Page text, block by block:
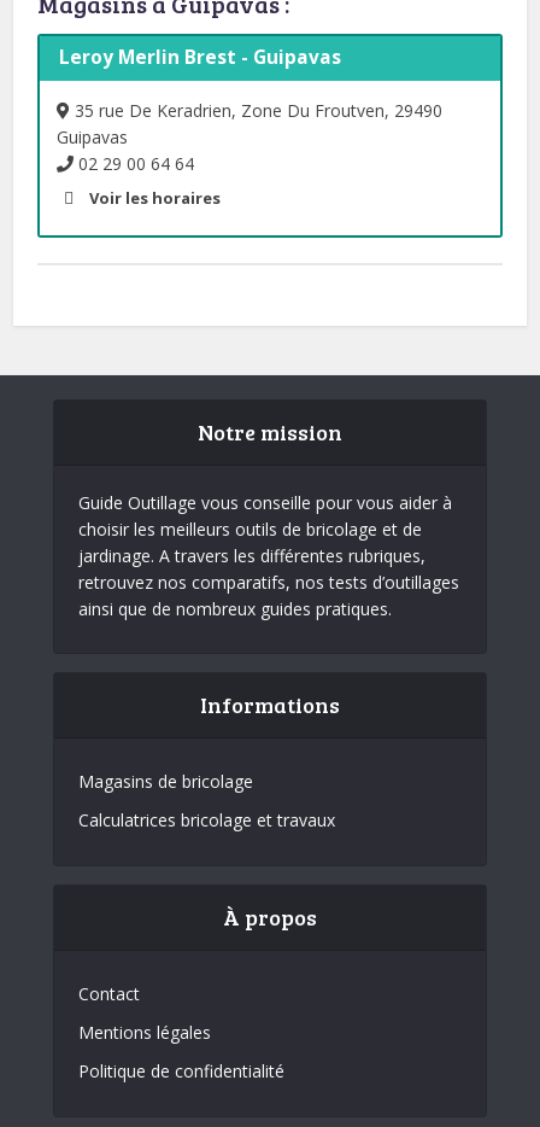
Leroy Merlin Brest - Guipavas
35 rue De Keradrien, Zone Du Froutven, 29490
Guipavas
02 29 00 64 64
Voir les horaires
Notre mission
Guide Outillage vous conseille pour vous aider à
choisir les meilleurs outils de bricolage et de
jardinage. A travers les différentes rubriques,
retrouvez nos comparatifs, nos tests d’outillages
ainsi que de nombreux guides pratiques.
Informations
Magasins de bricolage
Calculatrices bricolage et travaux
À propos
Contact
Mentions légales
Politique de confidentialité